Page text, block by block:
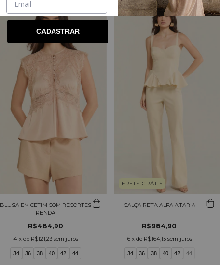
BLUSA EM CETIM COM RECORTES
RENDA
R$484,90
4 x de R$121,23 sem juros
34 36 38 40 42 44
FRETE GRÁTIS
CALÇA RETA ALFAIATARIA
R$984,90
6 x de R$164,15 sem juros
34 36 38 40 42 44
CADASTRAR